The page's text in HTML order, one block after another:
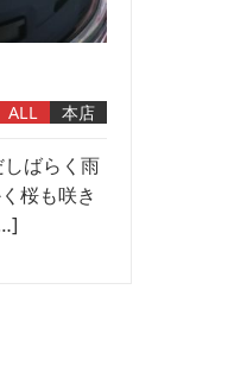
ALL 本店
ばらく雨
桜も咲き